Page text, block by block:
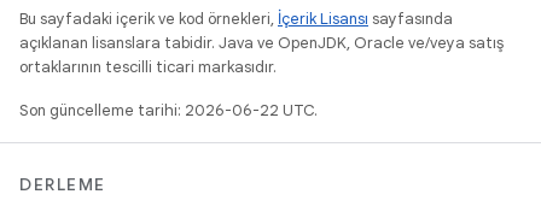
Bu sayfadaki içerik ve kod örnekleri, İçerik Lisansı sayfasında
açıklanan lisanslara tabidir. Java ve OpenJDK, Oracle ve/veya satış
ortaklarının tescilli ticari markasıdır.
Son güncelleme tarihi: 2026-06-22 UTC.
DERLEME